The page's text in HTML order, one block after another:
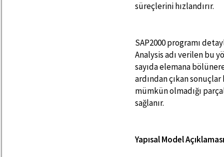
süreçlerini hızlandırır.
SAP2000 programı
Analysis adı verilen bu
sayıda elemana
ardından çıkan
mümkün olmadığı
sağlanır.
Yapısal Model Açıklaması